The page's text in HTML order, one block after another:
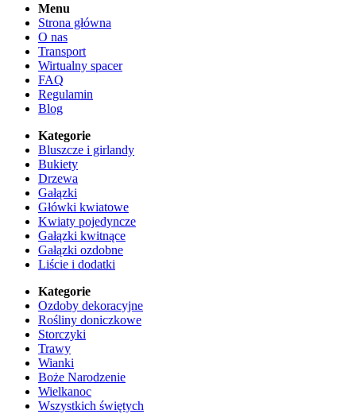
Menu
Strona główna
O nas
Transport
Wirtualny spacer
FAQ
Regulamin
Blog
Kategorie
Bluszcze i girlandy
Bukiety
Drzewa
Gałązki
Główki kwiatowe
Kwiaty pojedyncze
Gałązki kwitnące
Gałązki ozdobne
Liście i dodatki
Kategorie
Ozdoby dekoracyjne
Rośliny doniczkowe
Storczyki
Trawy
Wianki
Boże Narodzenie
Wielkanoc
Wszystkich świętych